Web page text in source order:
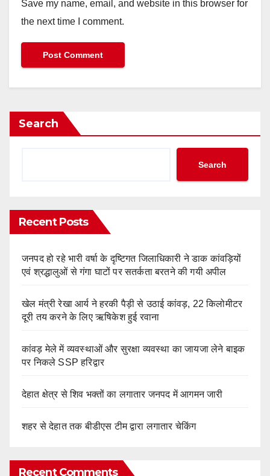
Save my name, email, and website in this browser for
the next time I comment.
Search
Search
Recent Posts
जनपद हो रहे भारी वर्षा के दृष्टिगत जिलाधिकारी ने डाक कांवड़ियों
एवं श्रद्धालुओं से गंगा घाटों पर सतर्कता बरतने की गयी अपील
खेल मंत्री रेखा आर्य ने हरकी पैड़ी से उठाई कांवड़, 22 किलोमीटर
दूरी तय करने के लिए ऋषिकेश हुई रवाना
कांवड़ मेले में व्यवस्थाओं और सुरक्षा व्यवस्था का जायजा लेने बाइक
पर निकले SSP हरिद्वार
देहात क्षेत्र से शिव भक्तों का लगातार जनपद में आगमन जारी
शहर से देहात तक बीडीएस टीम द्वारा लगातार चेकिंग
Recent Comments